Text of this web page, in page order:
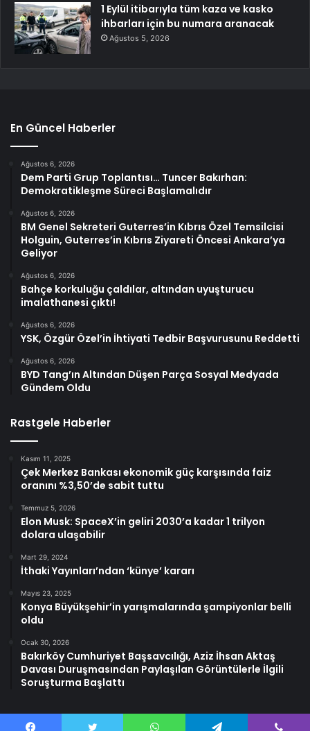
1 Eylül itibarıyla tüm kaza ve kasko
ihbarları için bu numara aranacak
Ağustos 5, 2026
En Güncel Haberler
Ağustos 6, 2026
Dem Parti Grup Toplantısı… Tuncer Bakırhan:
Demokratikleşme Süreci Başlamalıdır
Ağustos 6, 2026
BM Genel Sekreteri Guterres’in Kıbrıs Özel Temsilcisi
Holguin, Guterres’in Kıbrıs Ziyareti Öncesi Ankara’ya
Geliyor
Ağustos 6, 2026
Bahçe korkuluğu çaldılar, altından uyuşturucu
imalathanesi çıktı!
Ağustos 6, 2026
YSK, Özgür Özel’in İhtiyati Tedbir Başvurusunu Reddetti
Ağustos 6, 2026
BYD Tang’ın Altından Düşen Parça Sosyal Medyada
Gündem Oldu
Rastgele Haberler
Kasım 11, 2025
Çek Merkez Bankası ekonomik güç karşısında faiz
oranını %3,50’de sabit tuttu
Temmuz 5, 2026
Elon Musk: SpaceX’in geliri 2030’a kadar 1 trilyon
dolara ulaşabilir
Mart 29, 2024
İthaki Yayınları’ndan ‘künye’ kararı
Mayıs 23, 2025
Konya Büyükşehir’in yarışmalarında şampiyonlar belli
oldu
Ocak 30, 2026
Bakırköy Cumhuriyet Başsavcılığı, Aziz İhsan Aktaş
Davası Duruşmasından Paylaşılan Görüntülerle İlgili
Soruşturma Başlattı